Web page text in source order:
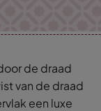
de draad
van de draad
een luxe